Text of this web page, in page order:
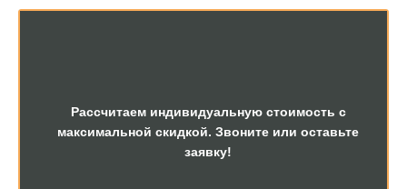
Рассчитаем индивидуальную стоимость с
максимальной скидкой. Звоните или оставьте
заявку!